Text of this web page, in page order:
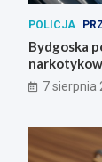
POLICJA
Bydgoska
7 sierpnia